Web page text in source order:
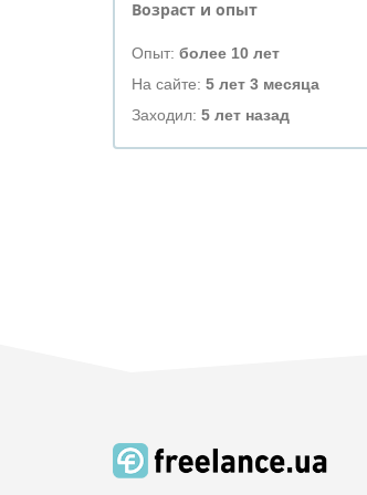
Возраст и опыт
Опыт: более 10 лет
На сайте: 5 лет 3 месяца
Заходил: 5 лет назад